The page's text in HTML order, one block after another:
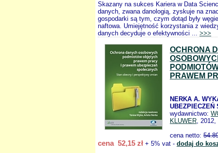
Skazany na sukces Kariera w Data
danych, zwana danologią, zyskuje na
gospodarki są tym, czym dotąd były
naftowa. Umiejętność korzystania z
danych decyduje o efektywności ... >>>
OCHRONA
PRAWEM
NERKA A.
UBEZPIECZEŃ
wydawnictwo:
KLUWER, 2012,
cena netto:
cena 52,15 zł + 5% vat - dodaj do